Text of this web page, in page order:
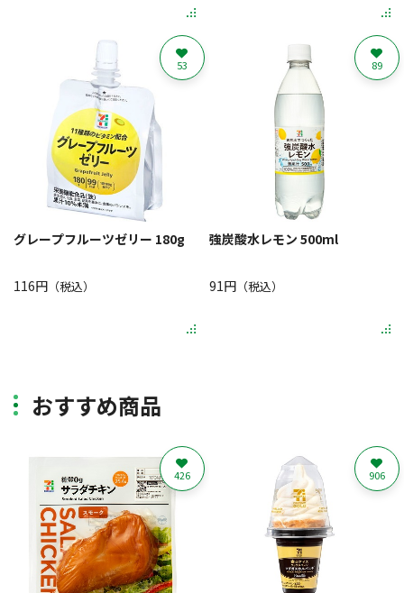
グレープフルーツゼリー 180g
116円 （税込）
53
強炭酸水レモン 500ml
91円（税込）
89
おすすめ商品
426 906